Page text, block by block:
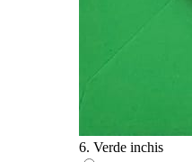
6. Verde inchis